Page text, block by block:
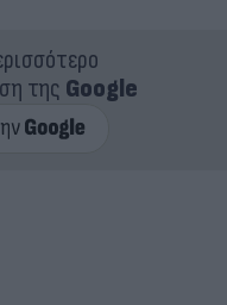
της Google